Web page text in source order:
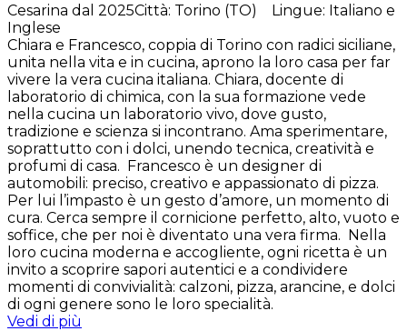
Cesarina dal 2025Città: Torino (TO) Lingue: Italiano e
Inglese
Chiara e Francesco, coppia di Torino con radici siciliane,
unita nella vita e in cucina, aprono la loro casa per far
vivere la vera cucina italiana. Chiara, docente di
laboratorio di chimica, con la sua formazione vede
nella cucina un laboratorio vivo, dove gusto,
tradizione e scienza si incontrano. Ama sperimentare,
soprattutto con i dolci, unendo tecnica, creatività e
profumi di casa. Francesco è un designer di
automobili: preciso, creativo e appassionato di pizza.
Per lui l’impasto è un gesto d’amore, un momento di
cura. Cerca sempre il cornicione perfetto, alto, vuoto e
soffice, che per noi è diventato una vera firma. Nella
loro cucina moderna e accogliente, ogni ricetta è un
invito a scoprire sapori autentici e a condividere
momenti di convivialità: calzoni, pizza, arancine, e dolci
di ogni genere sono le loro specialità.
Vedi di più